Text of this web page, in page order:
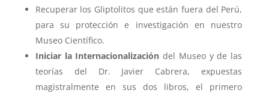
Recuperar los Gliptolitos que están fuera del Perú,
para su protección e investigación en nuestro
Museo Científico.
Iniciar la Internacionalización del Museo y de las
teorías del Dr. Javier Cabrera, expuestas
magistralmente en sus dos libros, el primero